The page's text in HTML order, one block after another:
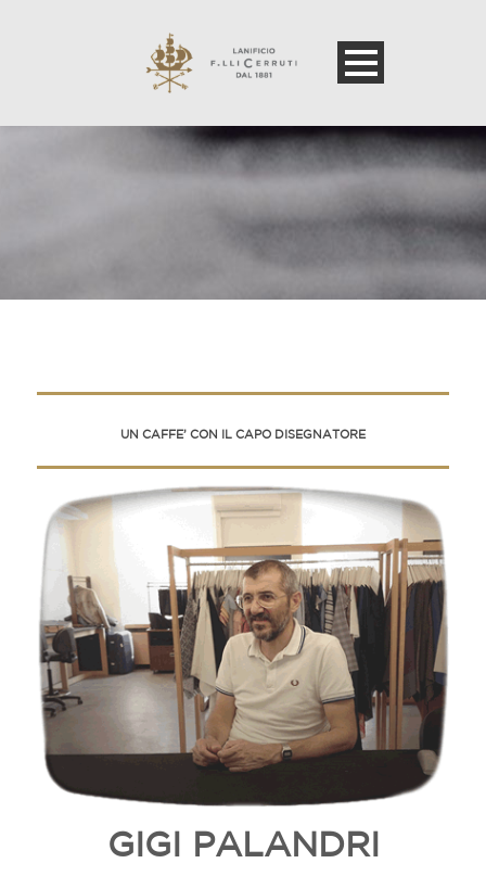
UN CAFFE’ CON IL CAPO DISEGNATORE
GIGI PALANDRI